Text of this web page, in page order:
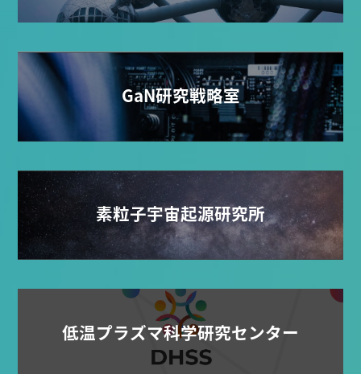
GaN研究戦略室
素粒子宇宙起源研究所
低温プラズマ科学研究センター